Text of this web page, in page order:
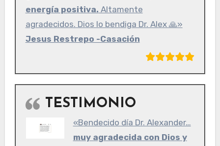
energía positiva. Altamente
agradecidos. Dios lo bendiga Dr. Alex 🙏»
Jesus Restrepo -Casación
TESTIMONIO
«Bendecido día Dr. Alexander…
muy agradecida con Dios y